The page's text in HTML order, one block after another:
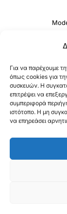
Για να παρέχουμε
όπως cookies για
συσκευών. Η
επιτρέψει να
συμπεριφορά
ιστότοπο. Η μη
να επηρεάσει
© 2026
Γ.Ε.ΜΗ